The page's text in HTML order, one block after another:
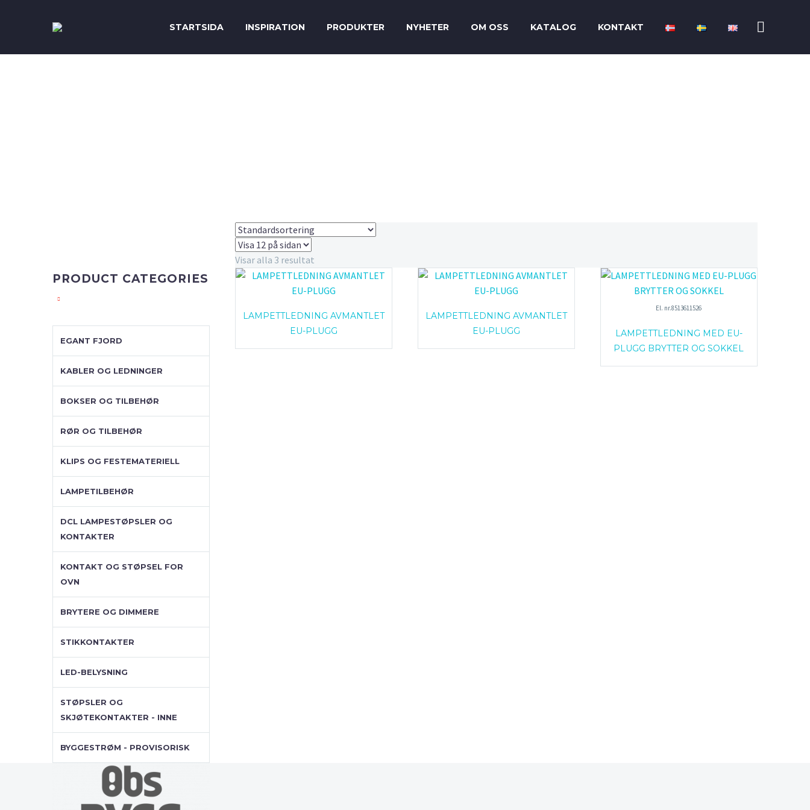
STARTSIDA INSPIRATION PRODUKTER NYHETER OM OSS KATALOG KONTAKT
Visar alla 3 resultat
LAMPETTLEDNING AVMANTLET
EU-PLUGG
LAMPETTLEDNING AVMANTLET
EU-PLUGG
El. nr.8513611526
LAMPETTLEDNING MED EU-
PLUGG BRYTTER OG SOKKEL
PRODUCT CATEGORIES
EGANT FJORD
KABLER OG LEDNINGER
BOKSER OG TILBEHØR
RØR OG TILBEHØR
KLIPS OG FESTEMATERIELL
LAMPETILBEHØR
DCL LAMPESTØPSLER OG
KONTAKTER
KONTAKT OG STØPSEL FOR
OVN
BRYTERE OG DIMMERE
STIKKONTAKTER
LED-BELYSNING
STØPSLER OG
SKJØTEKONTAKTER - INNE
BYGGESTRØM - PROVISORISK